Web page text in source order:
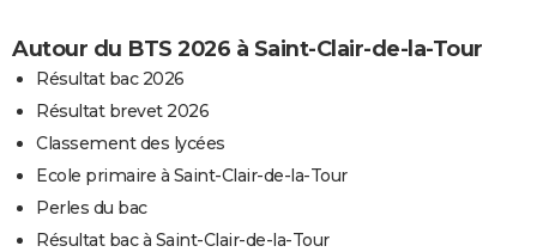
Autour du BTS 2026 à Saint-Clair-de-la-Tour
Résultat bac 2026
Résultat brevet 2026
Classement des lycées
Ecole primaire à Saint-Clair-de-la-Tour
Perles du bac
Résultat bac à Saint-Clair-de-la-Tour